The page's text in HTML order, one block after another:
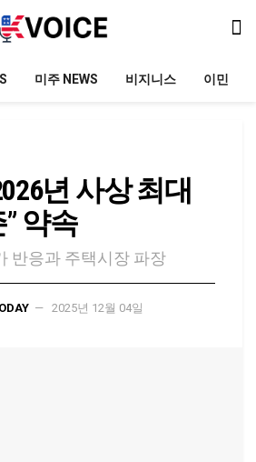
미주 NEWS 비지니스 이민
년 사상 최대
약속
반응과 주택시장 파장
2025년 12월 04일